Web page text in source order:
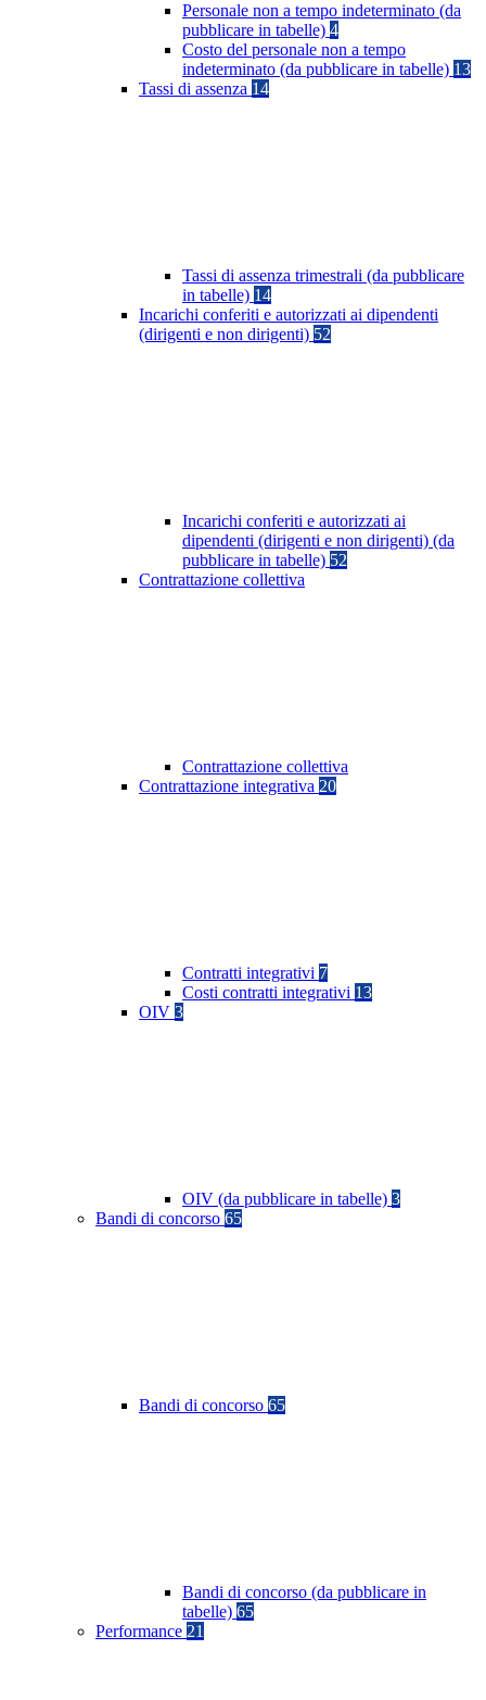
Personale non a tempo indeterminato (da
pubblicare in tabelle) 4
Costo del personale non a tempo
indeterminato (da pubblicare in tabelle) 13
Tassi di assenza 14
Tassi di assenza trimestrali (da pubblicare
in tabelle) 14
Incarichi conferiti e autorizzati ai dipendenti
(dirigenti e non dirigenti) 52
Incarichi conferiti e autorizzati ai
dipendenti (dirigenti e non dirigenti) (da
pubblicare in tabelle) 52
Contrattazione collettiva
Contrattazione collettiva
Contrattazione integrativa 20
Contratti integrativi 7
Costi contratti integrativi 13
OIV 3
OIV (da pubblicare in tabelle) 3
Bandi di concorso 65
Bandi di concorso 65
Bandi di concorso (da pubblicare in
tabelle) 65
Performance 21